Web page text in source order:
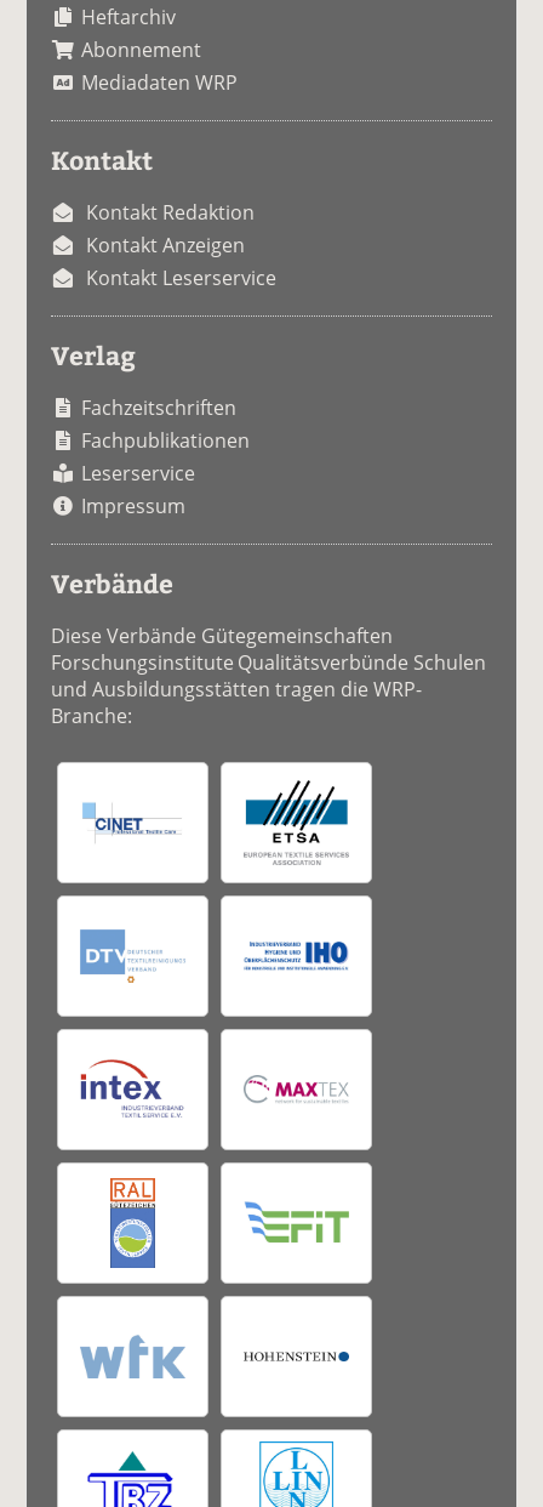
Heftarchiv
Abonnement
Mediadaten WRP
Kontakt
Kontakt Redaktion
Kontakt Anzeigen
Kontakt Leserservice
Verlag
Fachzeitschriften
Fachpublikationen
Leserservice
Impressum
Verbände
Diese Verbände Gütegemeinschaften
Forschungsinstitute Qualitätsverbünde Schulen
und Ausbildungsstätten tragen die WRP-
Branche: